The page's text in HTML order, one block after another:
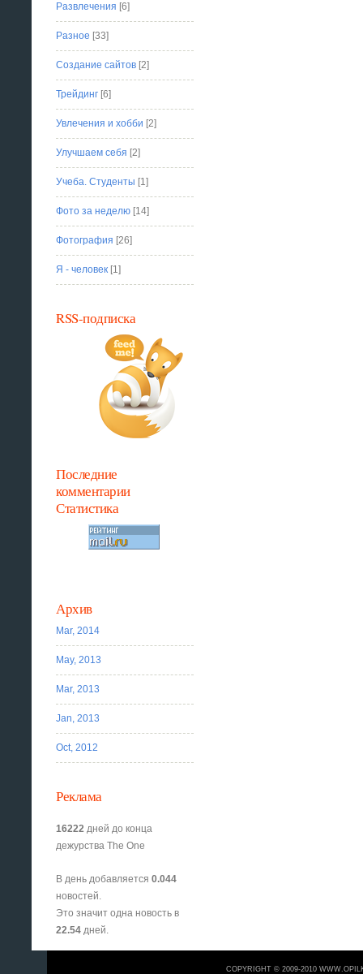
Развлечения [6]
Разное [33]
Создание сайтов [2]
Трейдинг [6]
Увлечения и хобби [2]
Улучшаем себя [2]
Учеба. Студенты [1]
Фото за неделю [14]
Фотография [26]
Я - человек [1]
RSS-подписка
Последние
комментарии
Статистика
Архив
Mar, 2014
May, 2013
Mar, 2013
Jan, 2013
Oct, 2012
Реклама
16222 дней до конца
дежурства The One
В день добавляется0.044
новостей.
Это значит одна новость в
22.54 дней.
COPYRIGHT © 2009-2010